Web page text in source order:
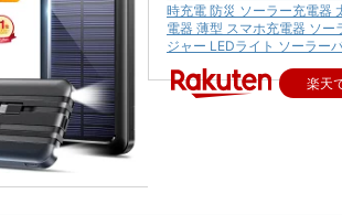
時充電 防災 ソーラー充電器
電器 薄型 スマホ充電器 ソー
ジャー LEDライト ソーラー
楽天